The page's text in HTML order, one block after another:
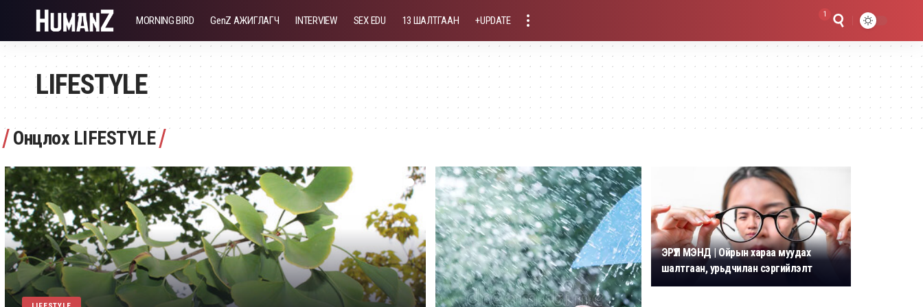
MORNING BIRD GenZ АЖИГЛАГЧ INTERVIEW SEX EDU 13 ШАЛТГААН +UPDATE
1
LIFESTYLE
Онцлох LIFESTYLE
ЭРҮҮЛ МЭНД | Ойрын хараа муудах
шалтгаан, урьдчилан сэргийлэлт